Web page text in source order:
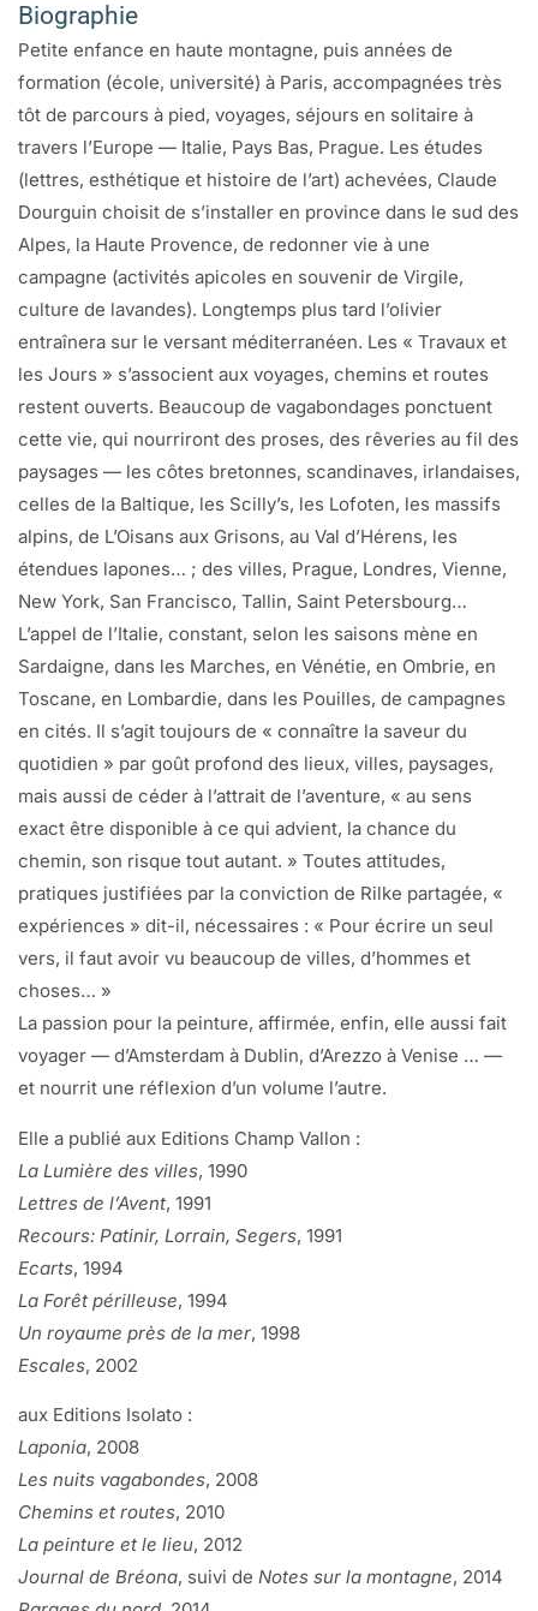
Biographie
Petite enfance en haute montagne, puis années de
formation (école, université) à Paris, accompagnées très
tôt de parcours à pied, voyages, séjours en solitaire à
travers l’Europe — Italie, Pays Bas, Prague. Les études
(lettres, esthétique et histoire de l’art) achevées, Claude
Dourguin choisit de s’installer en province dans le sud des
Alpes, la Haute Provence, de redonner vie à une
campagne (activités apicoles en souvenir de Virgile,
culture de lavandes). Longtemps plus tard l’olivier
entraînera sur le versant méditerranéen. Les « Travaux et
les Jours » s’associent aux voyages, chemins et routes
restent ouverts. Beaucoup de vagabondages ponctuent
cette vie, qui nourriront des proses, des rêveries au fil des
paysages — les côtes bretonnes, scandinaves, irlandaises,
celles de la Baltique, les Scilly’s, les Lofoten, les massifs
alpins, de L’Oisans aux Grisons, au Val d’Hérens, les
étendues lapones… ; des villes, Prague, Londres, Vienne,
New York, San Francisco, Tallin, Saint Petersbourg…
L’appel de l’Italie, constant, selon les saisons mène en
Sardaigne, dans les Marches, en Vénétie, en Ombrie, en
Toscane, en Lombardie, dans les Pouilles, de campagnes
en cités. Il s’agit toujours de « connaître la saveur du
quotidien » par goût profond des lieux, villes, paysages,
mais aussi de céder à l’attrait de l’aventure, « au sens
exact être disponible à ce qui advient, la chance du
chemin, son risque tout autant. » Toutes attitudes,
pratiques justifiées par la conviction de Rilke partagée, «
expériences » dit-il, nécessaires : « Pour écrire un seul
vers, il faut avoir vu beaucoup de villes, d’hommes et
choses… »
La passion pour la peinture, affirmée, enfin, elle aussi fait
voyager — d’Amsterdam à Dublin, d’Arezzo à Venise … —
et nourrit une réflexion d’un volume l’autre.
Elle a publié aux Editions Champ Vallon :
La Lumière des villes, 1990
Lettres de l’Avent, 1991
Recours: Patinir, Lorrain, Segers, 1991
Ecarts, 1994
La Forêt périlleuse, 1994
Un royaume près de la mer, 1998
Escales, 2002
aux Editions Isolato :
Laponia, 2008
Les nuits vagabondes, 2008
Chemins et routes, 2010
La peinture et le lieu, 2012
Journal de Bréona, suivi de Notes sur la montagne, 2014